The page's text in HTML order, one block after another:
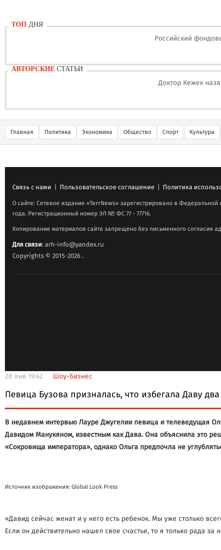
ТОП ДНЯ
Российский
АВТОРСКИЕ СТАТЬИ
Доктор Кежек
Главная Политика Экономика Общество Спорт Культура
28 янв 19:42 Шоу-Бизнес
Певица Бузова призналась, что избегала Даву
В недавнем интервью Лауре Джугелии певица и телеведущая
Давидом Манукяном, известным как Дава. Она объяснила это
«Сокровища императора», однако Ольга предпочла не
Источник изображения: Global Look Press
«Давид сейчас женат и у него есть ребенок. Мы уже столько
Если он действительно нашел свое счастье, то я только рада за
Связь с нами | Пользовательское соглашение | Политика
О сайте: Сетевое издание «TerrNews» зарегистрировано в
года. Регистрационный номер ЭЛ № ФС 77 - 77716.
Копирование материалов сайта запрещено без письменного согласия
Для связи: arh-info@yandex.ru
Copyrights © 2015-2026.